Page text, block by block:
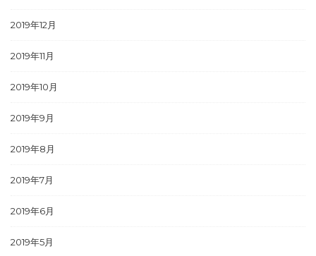
2019年12月
2019年11月
2019年10月
2019年9月
2019年8月
2019年7月
2019年6月
2019年5月